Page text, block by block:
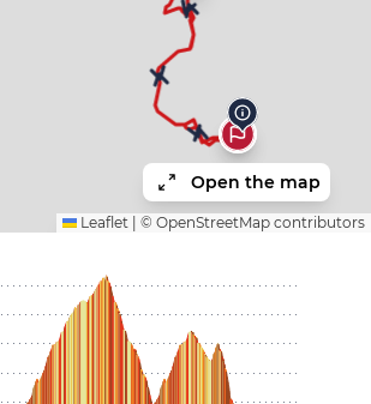
Open the map
Leaflet © OpenStreetMap contributors